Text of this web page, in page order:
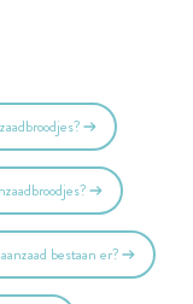
bestaan er?